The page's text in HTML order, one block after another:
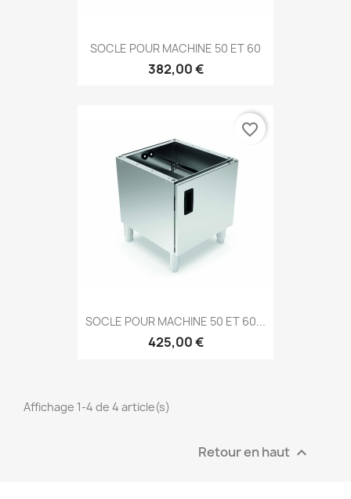
SOCLE POUR MACHINE 50 ET 60
382,00 €
SOCLE POUR MACHINE 50 ET 60...
425,00 €
favorite_border
Affichage 1-4 de 4 article(s)
Retour en haut 